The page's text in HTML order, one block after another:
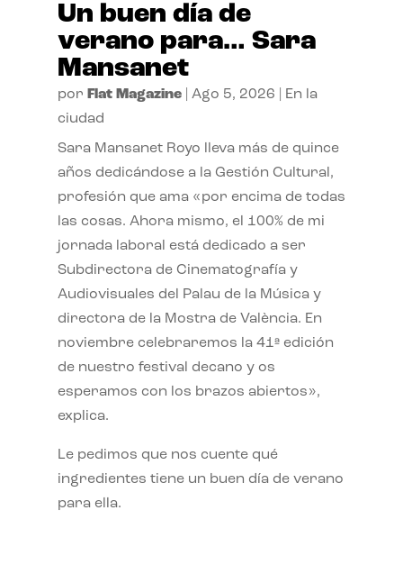
Un buen día de
verano para… Sara
Mansanet
por Flat Magazine| Ago 5, 2026
En la
ciudad
Sara Mansanet Royo lleva más de quince
años dedicándose a la Gestión Cultural,
profesión que ama «por encima de todas
las cosas. Ahora mismo, el 100% de mi
jornada laboral está dedicado a ser
Subdirectora de Cinematografía y
Audiovisuales del Palau de la Música y
directora de la Mostra de València. En
noviembre celebraremos la 41ª edición
de nuestro festival decano y os
esperamos con los brazos abiertos»,
explica.
Le pedimos que nos cuente qué
ingredientes tiene un buen día de verano
para ella.